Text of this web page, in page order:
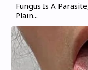
Fungus Is A
Plain...